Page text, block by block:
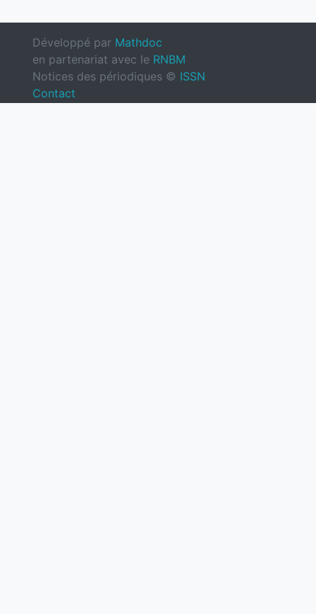
Développé par Mathdoc
en partenariat avec le RNBM
Notices des périodiques © ISSN
Contact